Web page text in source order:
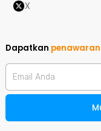
X
Dapatkan
Email Anda